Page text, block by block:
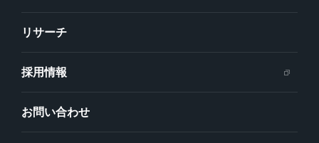
リサーチ
採用情報
お問い合わせ